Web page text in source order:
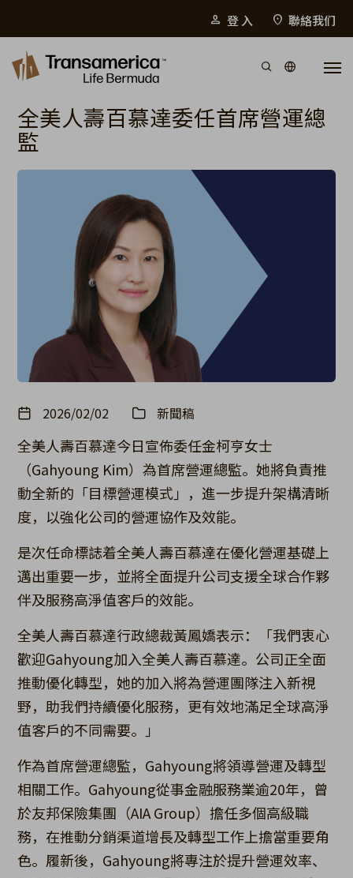
person 登 入 location_on 聯絡我们
Skip to main content
全美人壽百慕達委任首席營運總
監
2026/02/02 新聞稿
全美人壽百慕達今日宣佈委任金柯亨女士
（Gahyoung Kim）為首席營運總監。她將負責推
動全新的「目標營運模式」，進一步提升架構清晰
度，以強化公司的營運協作及效能。
是次任命標誌着全美人壽百慕達在優化營運基礎上
邁出重要一步，並將全面提升公司支援全球合作夥
伴及服務高淨值客戶的效能。
全美人壽百慕達行政總裁黃鳳嬌表示：「我們衷心
歡迎Gahyoung加入全美人壽百慕達。公司正全面
推動優化轉型，她的加入將為營運團隊注入新視
野，助我們持續優化服務，更有效地滿足全球高淨
值客戶的不同需要。」
作為首席營運總監，Gahyoung將領導營運及轉型
相關工作。Gahyoung從事金融服務業逾20年，曾
於友邦保險集團（AIA Group）擔任多個高級職
務，在推動分銷渠道增長及轉型工作上擔當重要角
色。履新後，Gahyoung將專注於提升營運效率、